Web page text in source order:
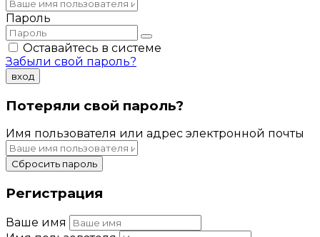
Пароль
Оставайтесь в системе
Забыли свой пароль?
вход
Потеряли свой пароль?
Имя пользователя или адрес электронной почты
Сбросить пароль
Регистрация
Ваше имя